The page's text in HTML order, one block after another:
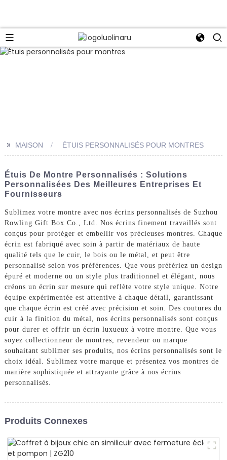
>> MAISON ÉTUIS PERSONNALISÉS POUR MONTRES
Étuis De Montre Personnalisés : Solutions
Personnalisées Des Meilleures Entreprises Et
Fournisseurs
Sublimez votre montre avec nos écrins personnalisés de Suzhou
Rowling Gift Box Co., Ltd. Nos écrins finement travaillés sont
conçus pour protéger et embellir vos précieuses montres. Chaque
écrin est fabriqué avec soin à partir de matériaux de haute
qualité tels que le cuir, le bois ou le métal, et peut être
personnalisé selon vos préférences. Que vous préfériez un design
épuré et moderne ou un style plus traditionnel et élégant, nous
créons un écrin sur mesure qui reflète votre style unique. Notre
équipe expérimentée est attentive à chaque détail, garantissant
que chaque écrin est créé avec précision et soin. Des coutures du
cuir à la finition du métal, nos écrins personnalisés sont conçus
pour durer et offrir un écrin luxueux à votre montre. Que vous
soyez collectionneur de montres, revendeur ou marque
souhaitant sublimer ses produits, nos écrins personnalisés sont le
choix idéal. Sublimez votre marque et présentez vos montres de
manière sophistiquée et attrayante grâce à nos écrins
personnalisés.
Produits Connexes